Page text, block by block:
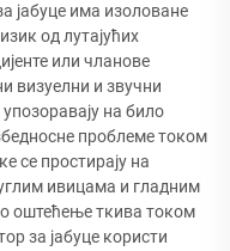
јабуце има изоловане
од лутајућих
или чланове
визуелни и звучни
на било
проблеме током
се простирају на
ивицама и гладним
оштећење ткива током
за јабуце користи